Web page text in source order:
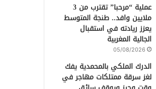
عملية “مرحبا” تقترب من 3
ملايين وافد.. طنجة المتوسط
يعزز ريادته في استقبال
الجالية المغربية
05/08/2026
الدرك الملكي بالمحمدية يفك
لغز سرقة ممتلكات مهاجر في